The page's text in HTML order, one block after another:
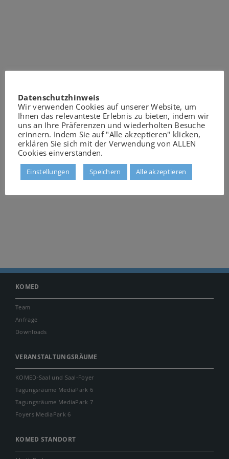
KOMED
Team
Anfrage
Downloads
VERANSTALTUNGSRÄUME
KOMED-Saal und Saal-Foyer
Tagungsräume MediaPark 6
Tagungsräume MediaPark 7
Foyers MediaPark 6
KOMED STANDORT
Datenschutzhinweis
Wir verwenden Cookies auf unserer Website, um
Ihnen das relevanteste Erlebnis zu bieten, indem wir
uns an Ihre Präferenzen und wiederholten Besuche
erinnern. Indem Sie auf "Alle akzeptieren" klicken,
erklären Sie sich mit der Verwendung von ALLEN
Cookies einverstanden.
Einstellungen Speichern Alle akzeptieren